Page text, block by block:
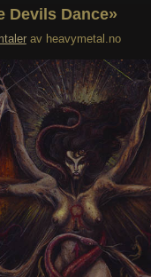
Devils Dance»
av heavymetal.no